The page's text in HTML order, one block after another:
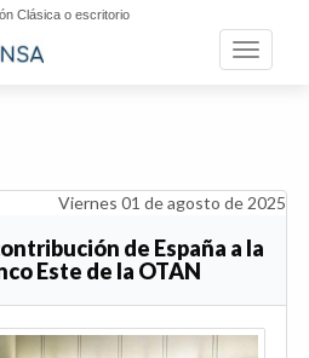
Clásica o escritorio
Toggle
Viernes 01 de agosto de 2025
de España a la
Este de la OTAN